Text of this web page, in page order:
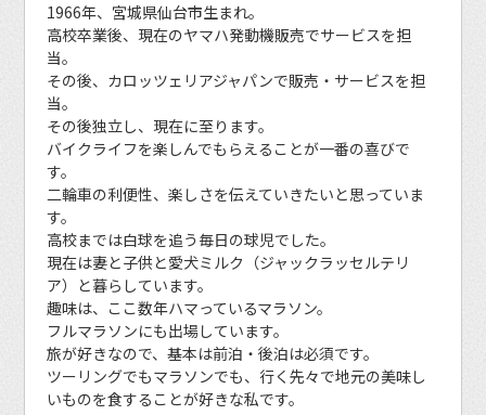
1966年、宮城県仙台市生まれ。
高校卒業後、現在のヤマハ発動機販売でサービスを担
当。
その後、カロッツェリアジャパンで販売・サービスを担
当。
その後独立し、現在に至ります。
バイクライフを楽しんでもらえることが一番の喜びで
す。
二輪車の利便性、楽しさを伝えていきたいと思っていま
す。
高校までは白球を追う毎日の球児でした。
現在は妻と子供と愛犬ミルク（ジャックラッセルテリ
ア）と暮らしています。
趣味は、ここ数年ハマっているマラソン。
フルマラソンにも出場しています。
旅が好きなので、基本は前泊・後泊は必須です。
ツーリングでもマラソンでも、行く先々で地元の美味し
いものを食することが好きな私です。